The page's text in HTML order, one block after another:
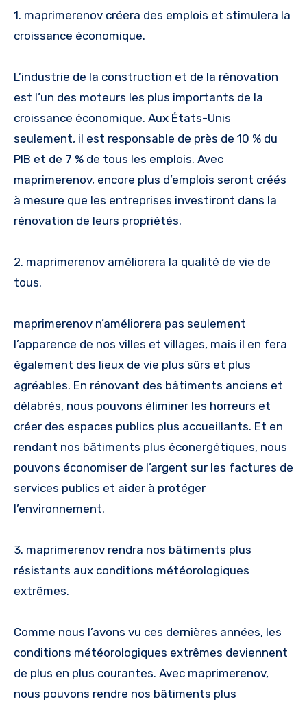
1. maprimerenov créera des emplois et stimulera la
croissance économique.
L’industrie de la construction et de la rénovation
est l’un des moteurs les plus importants de la
croissance économique. Aux États-Unis
seulement, il est responsable de près de 10 % du
PIB et de 7 % de tous les emplois. Avec
maprimerenov, encore plus d’emplois seront créés
à mesure que les entreprises investiront dans la
rénovation de leurs propriétés.
2. maprimerenov améliorera la qualité de vie de
tous.
maprimerenov n’améliorera pas seulement
l’apparence de nos villes et villages, mais il en fera
également des lieux de vie plus sûrs et plus
agréables. En rénovant des bâtiments anciens et
délabrés, nous pouvons éliminer les horreurs et
créer des espaces publics plus accueillants. Et en
rendant nos bâtiments plus éconergétiques, nous
pouvons économiser de l’argent sur les factures de
services publics et aider à protéger
l’environnement.
3. maprimerenov rendra nos bâtiments plus
résistants aux conditions météorologiques
extrêmes.
Comme nous l’avons vu ces dernières années, les
conditions météorologiques extrêmes deviennent
de plus en plus courantes. Avec maprimerenov,
nous pouvons rendre nos bâtiments plus